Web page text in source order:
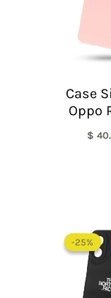
Case
Oppo
$
-25%
-25%